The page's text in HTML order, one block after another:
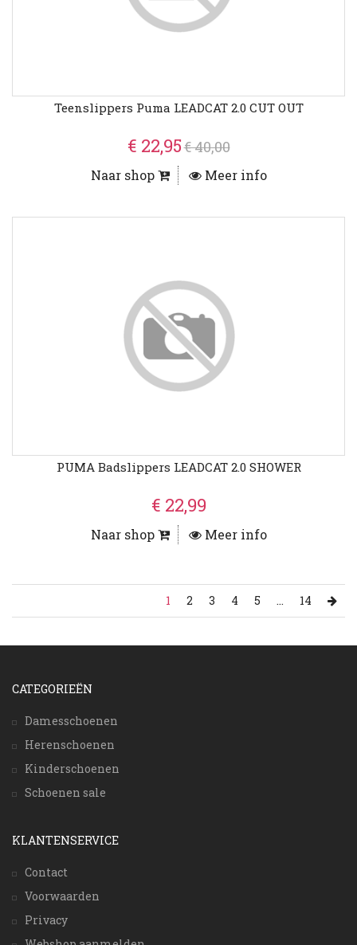
Teenslippers Puma LEADCAT 2.0 CUT OUT
€ 22,95€ 40,00
Naar shop Meer info
PUMA Badslippers LEADCAT 2.0 SHOWER
€ 22,99
Naar shop Meer info
1 2 3 4 5 ... 14
CATEGORIEËN
Damesschoenen
Herenschoenen
Kinderschoenen
Schoenen sale
KLANTENSERVICE
Contact
Voorwaarden
Privacy